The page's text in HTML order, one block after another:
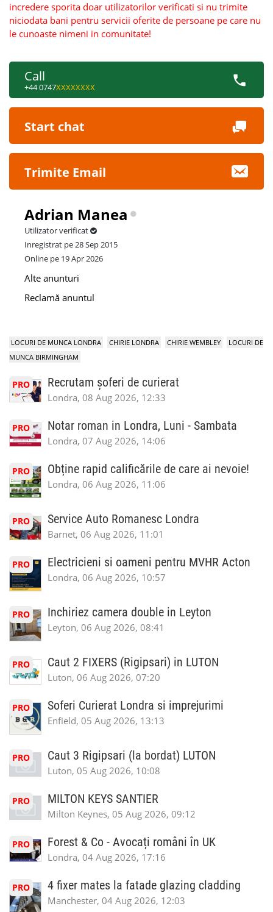
incredere sporita doar utilizatorilor verificati si nu trimite
niciodata bani pentru servicii oferite de persoane pe care nu
le cunoaste nimeni in comunitate!
Call
+44 0747XXXXXXXX
Start chat
Trimite Email
Adrian Manea
Utilizator verificat
Inregistrat pe 28 Sep 2015
Online pe 19 Apr 2026
Alte anunturi
Reclamă anuntul
LOCURI DE MUNCA LONDRA CHIRIE LONDRA CHIRIE WEMBLEY
LOCURI DE
MUNCA BIRMINGHAM
PRO Recrutam șoferi de curierat
Londra, 08 Aug 2026, 12:33
PRO Notar roman in Londra, Luni - Sambata
Londra, 07 Aug 2026, 14:06
PRO Obține rapid calificările de care ai nevoie!
Londra, 06 Aug 2026, 11:06
PRO Service Auto Romanesc Londra
Barnet, 06 Aug 2026, 11:01
PRO Electricieni si oameni pentru MVHR Acton
Londra, 06 Aug 2026, 10:57
PRO Inchiriez camera double in Leyton
Leyton, 06 Aug 2026, 08:41
PRO Caut 2 FIXERS (Rigipsari) in LUTON
Luton, 06 Aug 2026, 07:20
PRO Soferi Curierat Londra si imprejurimi
Enfield, 05 Aug 2026, 13:13
PRO Caut 3 Rigipsari (la bordat) LUTON
Luton, 05 Aug 2026, 10:08
PRO MILTON KEYS SANTIER
Milton Keynes, 05 Aug 2026, 09:12
PRO Forest & Co - Avocați români în UK
Londra, 04 Aug 2026, 17:16
PRO 4 fixer mates la fatade glazing cladding
Manchester, 04 Aug 2026, 12:03